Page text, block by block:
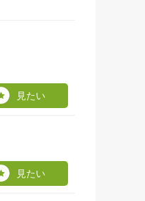
見たい
見たい